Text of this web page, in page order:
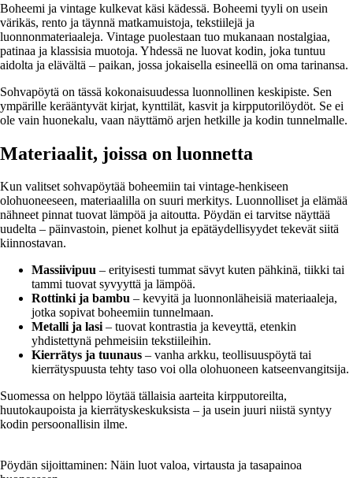
Boheemi ja vintage kulkevat käsi kädessä. Boheemi tyyli on usein
värikäs, rento ja täynnä matkamuistoja, tekstiilejä ja
luonnonmateriaaleja. Vintage puolestaan tuo mukanaan nostalgiaa,
patinaa ja klassisia muotoja. Yhdessä ne luovat kodin, joka tuntuu
aidolta ja elävältä – paikan, jossa jokaisella esineellä on oma tarinansa.
Sohvapöytä on tässä kokonaisuudessa luonnollinen keskipiste. Sen
ympärille kerääntyvät kirjat, kynttilät, kasvit ja kirpputorilöydöt. Se ei
ole vain huonekalu, vaan näyttämö arjen hetkille ja kodin tunnelmalle.
Materiaalit, joissa on luonnetta
Kun valitset sohvapöytää boheemiin tai vintage-henkiseen
olohuoneeseen, materiaalilla on suuri merkitys. Luonnolliset ja elämää
nähneet pinnat tuovat lämpöä ja aitoutta. Pöydän ei tarvitse näyttää
uudelta – päinvastoin, pienet kolhut ja epätäydellisyydet tekevät siitä
kiinnostavan.
Massiivipuu – erityisesti tummat sävyt kuten pähkinä, tiikki tai
tammi tuovat syvyyttä ja lämpöä.
Rottinki ja bambu – kevyitä ja luonnonläheisiä materiaaleja,
jotka sopivat boheemiin tunnelmaan.
Metalli ja lasi– tuovat kontrastia ja keveyttä, etenkin
yhdistettynä pehmeisiin tekstiileihin.
Kierrätys ja tuunaus – vanha arkku, teollisuuspöytä tai
kierrätyspuusta tehty taso voi olla olohuoneen katseenvangitsija.
Suomessa on helppo löytää tällaisia aarteita kirpputoreilta,
huutokaupoista ja kierrätyskeskuksista – ja usein juuri niistä syntyy
kodin persoonallisin ilme.
Pöydän sijoittaminen: Näin luot valoa, virtausta ja tasapainoa